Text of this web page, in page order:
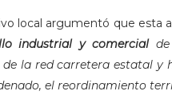
local argumentó que esta
industrial y comercial
la red carretera estatal y
el reordinamiento